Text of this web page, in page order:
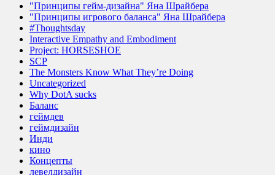
"Принципы гейм-дизайна" Яна Шрайбера
"Принципы игрового баланса" Яна Шрайбера
#Thoughtsday
Interactive Empathy and Embodiment
Project: HORSESHOE
SCP
The Monsters Know What They’re Doing
Uncategorized
Why DotA sucks
Баланс
геймдев
геймдизайн
Инди
кино
Концепты
левелдизайн